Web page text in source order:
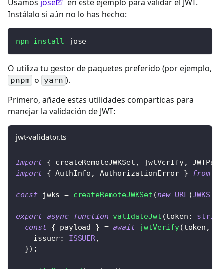
Usamos jose
en este ejemplo para validar el JWT.
Instálalo si aún no lo has hecho:
npm install jose
O utiliza tu gestor de paquetes preferido (por ejemplo,
pnpm o yarn ).
Primero, añade estas utilidades compartidas para
manejar la validación de JWT:
jwt-validator.ts
import { createRemoteJWKSet , jwtVerify,
import { AuthInfo , AuthorizationError } from
const jwks = createRemoteJWKSet (new URL (
export async function validateJwt (token :
const { payload } = await jwtVerify(token ,
    issuer
: ISSUER,
}) ;